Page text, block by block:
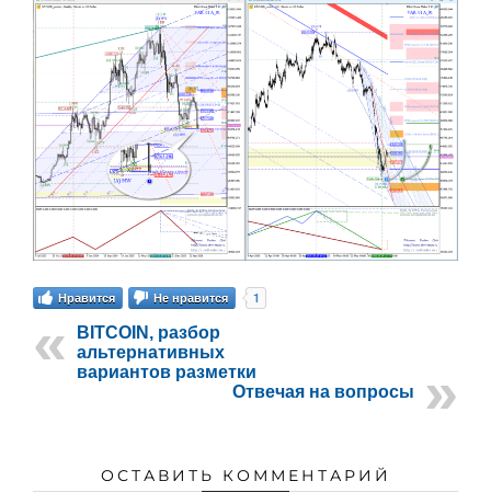
Нравится 1
Не нравится
BITCOIN, разбор
альтернативных
вариантов разметки
Отвечая на вопросы
ОСТАВИТЬ КОММЕНТАРИЙ